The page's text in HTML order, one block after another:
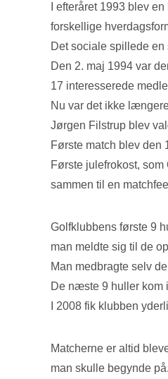
I efteråret 1993 blev
forskellige
Det sociale spillede
Den 2. maj 1994 var
17 interesserede
Nu var det ikke
Jørgen Filstrup blev
Første match blev den
Første julefrokost,
sammen til en
Golfklubbens første 9
man meldte sig til de
Man medbragte selv
De næste 9 huller kom
I 2008 fik klubben
Matcherne er altid
man skulle begynde på.